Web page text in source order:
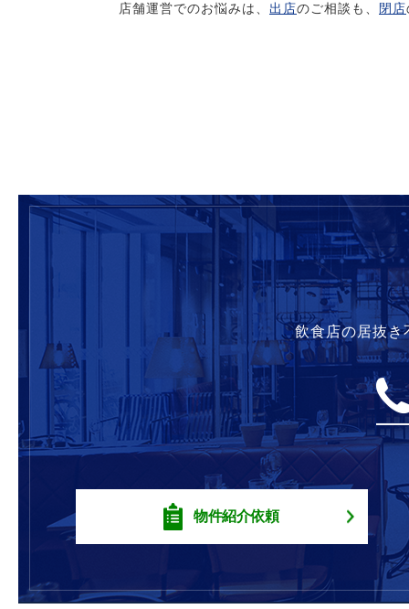
店舗運営でのお悩みは、 出店のご相談も、 閉店
飲食店の居抜き
物件紹介依頼